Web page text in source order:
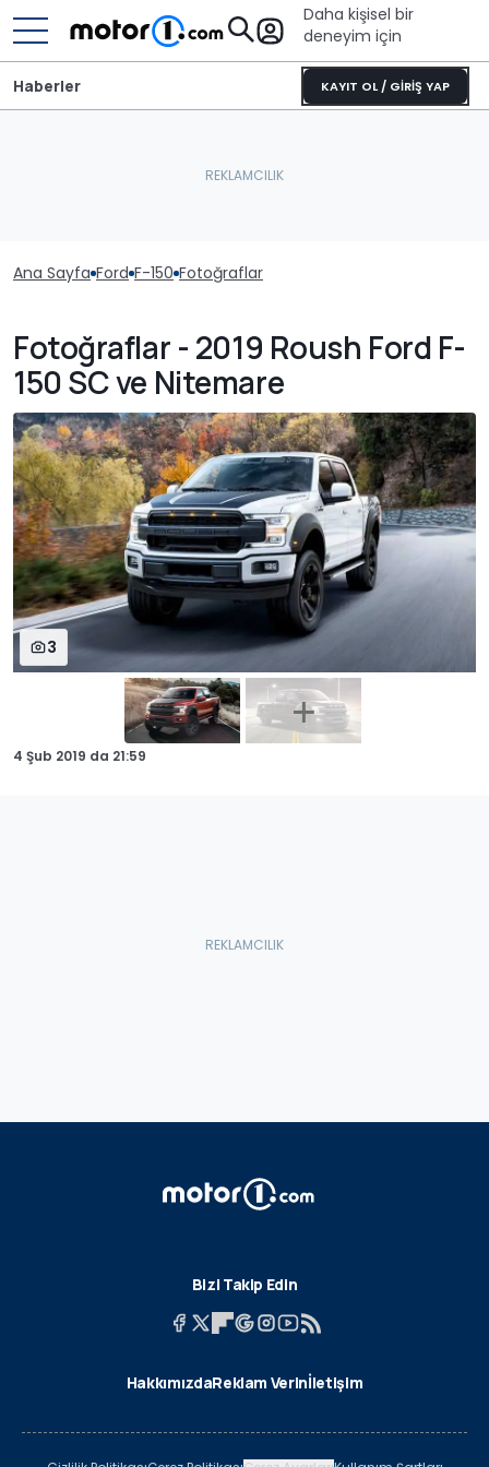
Daha kişisel bir
deneyim için
KAYIT OL / GİRİŞ YAP
Haberler
Ana Sayfa Ford F-150 Fotoğraflar
Fotoğraflar - 2019 Roush Ford F-
150 SC ve Nitemare
3
4 Şub 2019 da 21:59
Bizi Takip Edin
HakkımızdaReklam Verinİletişim